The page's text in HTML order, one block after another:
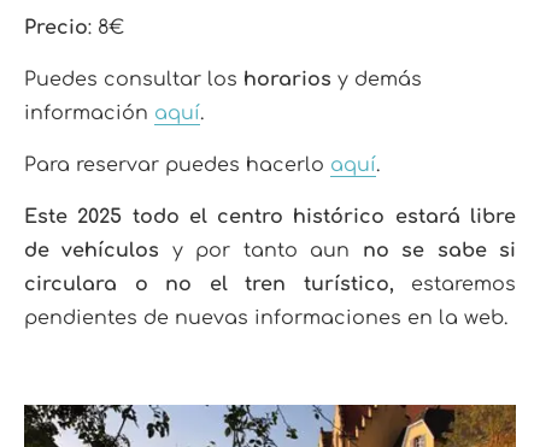
Precio: 8€
Puedes consultar los horarios y demás
información aquí.
Para reservar puedes hacerlo aquí.
Este 2025 todo el centro histórico estará libre
de vehículos y por tanto aun no se sabe si
circulara o no el tren turístico, estaremos
pendientes de nuevas informaciones en la web.